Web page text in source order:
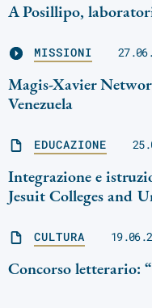
A Posillipo,
MISSIONI
Magis-Xavier
Venezuela
EDUCAZIONE
Integrazione e
Jesuit Colleges and
CULTURA
Concorso letterario: